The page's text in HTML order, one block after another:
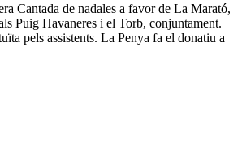
Cantada de nadales a favor de La Marató,
Puig Havaneres i el Torb, conjuntament.
pels assistents. La Penya fa el donatiu a